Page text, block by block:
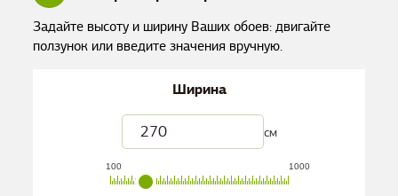
Задайте высоту и ширину Ваших обоев: двигайте
ползунок или введите значения вручную.
Ширина
см
100 1000